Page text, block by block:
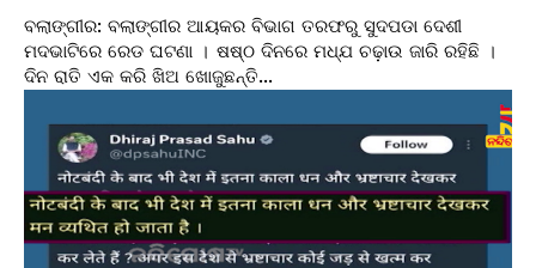
ବଲାଙ୍ଗୀର: ବଲାଙ୍ଗୀର ଆୟକର ବିଭାଗ ତରଫରୁ ସୁଦପଡା ଦେଶୀ
ମଦଭାଟିରେ ରେଡ ଘଟଣା । ଷଷ୍ଠ ଦିନରେ ମଧ୍ଯ ଚଢ଼ାଉ ଜାରି ରହିଛି ।
ଦିନ ରାତି ଏକ କରି ଖିଅ ଖୋଜୁଛନ୍ତି...